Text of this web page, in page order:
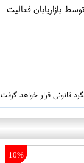
بازاریابان فعالیت
قانونی قرار خواهد گرفت
10%